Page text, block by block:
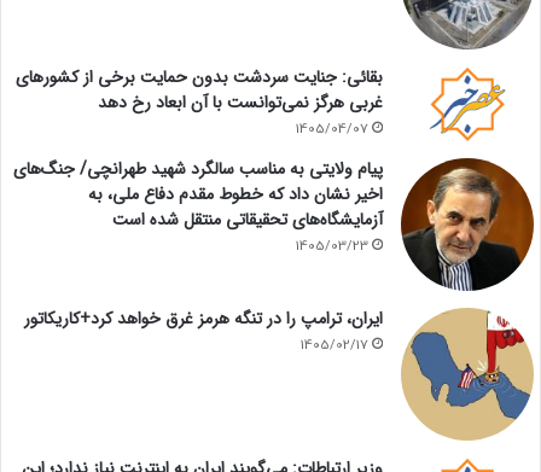
بقائی: جنایت سردشت بدون حمایت برخی از کشورهای
غربی هرگز نمی‌توانست با آن ابعاد رخ دهد
1405/04/07
پیام ولایتی به مناسب سالگرد شهید طهرانچی/ جنگ‌های
اخیر نشان داد که خطوط مقدم دفاع ملی، به
آزمایشگاه‌های تحقیقاتی منتقل شده است
1405/03/23
ایران، ترامپ را در تنگه هرمز غرق خواهد کرد+کاریکاتور
1405/02/17